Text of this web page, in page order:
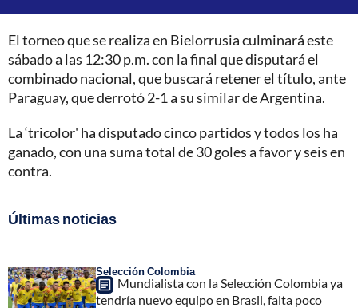
El torneo que se realiza en Bielorrusia culminará este
sábado a las 12:30 p.m. con la final que disputará el
combinado nacional, que buscará retener el título, ante
Paraguay, que derrotó 2-1 a su similar de Argentina.
La ‘tricolor' ha disputado cinco partidos y todos los ha
ganado, con una suma total de 30 goles a favor y seis en
contra.
Últimas noticias
Selección Colombia
Mundialista con la Selección Colombia ya
tendría nuevo equipo en Brasil, falta poco